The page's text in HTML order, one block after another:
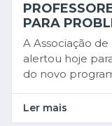
PARA
A Associação
alertou hoje
do novo
Ler mais